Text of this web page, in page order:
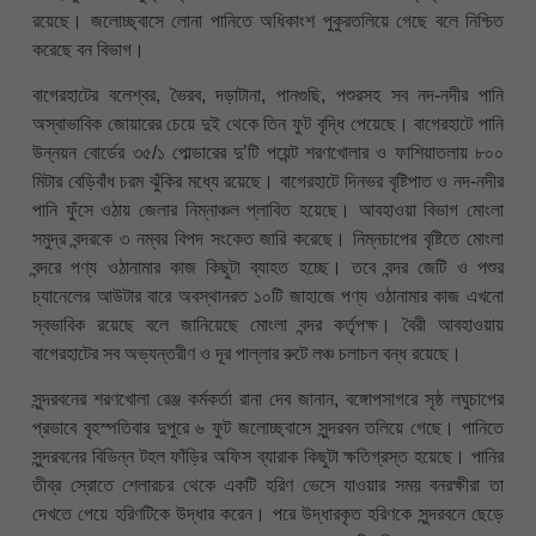
রয়েছে। জলোচ্ছ্বাসে লোনা পানিতে অধিকাংশ পুকুরতলিয়ে গেছে বলে নিশ্চিত
করেছে বন বিভাগ।
বাগেরহাটের বলেশ্বর, ভৈরব, দড়াটানা, পানগুছি, পশুরসহ সব নদ-নদীর পানি
অস্বাভাবিক জোয়ারের চেয়ে দুই থেকে তিন ফুট বৃদ্ধি পেয়েছে। বাগেরহাটে পানি
উন্নয়ন বোর্ডের ৩৫/১ পোল্ডারের দু’টি পয়েন্ট শরণখোলার ও ফাশিয়াতলায় ৮০০
মিটার বেড়িবাঁধ চরম ঝুঁকির মধ্যে রয়েছে। বাগেরহাটে দিনভর বৃষ্টিপাত ও নদ-নদীর
পানি ফুঁসে ওঠায় জেলার নিম্নাঞ্চল প্লাবিত হয়েছে। আবহাওয়া বিভাগ মোংলা
সমুদ্র বন্দরকে ৩ নম্বর বিপদ সংকেত জারি করেছে। নিম্নচাপের বৃষ্টিতে মোংলা
বন্দরে পণ্য ওঠানামার কাজ কিছুটা ব্যাহত হচ্ছে। তবে বন্দর জেটি ও পশুর
চ্যানেলের আউটার বারে অবস্থানরত ১০টি জাহাজে পণ্য ওঠানামার কাজ এখনো
স্বভাবিক রয়েছে বলে জানিয়েছে মোংলা বন্দর কর্তৃপক্ষ। বৈরী আবহাওয়ায়
বাগেরহাটের সব অভ্যন্তরীণ ও দূর পাল্লার রুটে লঞ্চ চলাচল বন্ধ রয়েছে।
সুন্দরবনের শরণখোলা রেঞ্জ কর্মকর্তা রানা দেব জানান, বঙ্গোপসাগরে সৃষ্ঠ লঘুচাপের
প্রভাবে বৃহস্পতিবার দুপুরে ৬ ফুট জলোচ্ছ্বাসে সুন্দরবন তলিয়ে গেছে। পানিতে
সুন্দরবনের বিভিন্ন টহল ফাঁড়ির অফিস ব্যারাক কিছুটা ক্ষতিগ্রস্ত হয়েছে। পানির
তীব্র স্রোতে শেলারচর থেকে একটি হরিণ ভেসে যাওয়ার সময় বনরক্ষীরা তা
দেখতে পেয়ে হরিণটিকে উদ্ধার করেন। পরে উদ্ধারকৃত হরিণকে সুন্দরবনে ছেড়ে